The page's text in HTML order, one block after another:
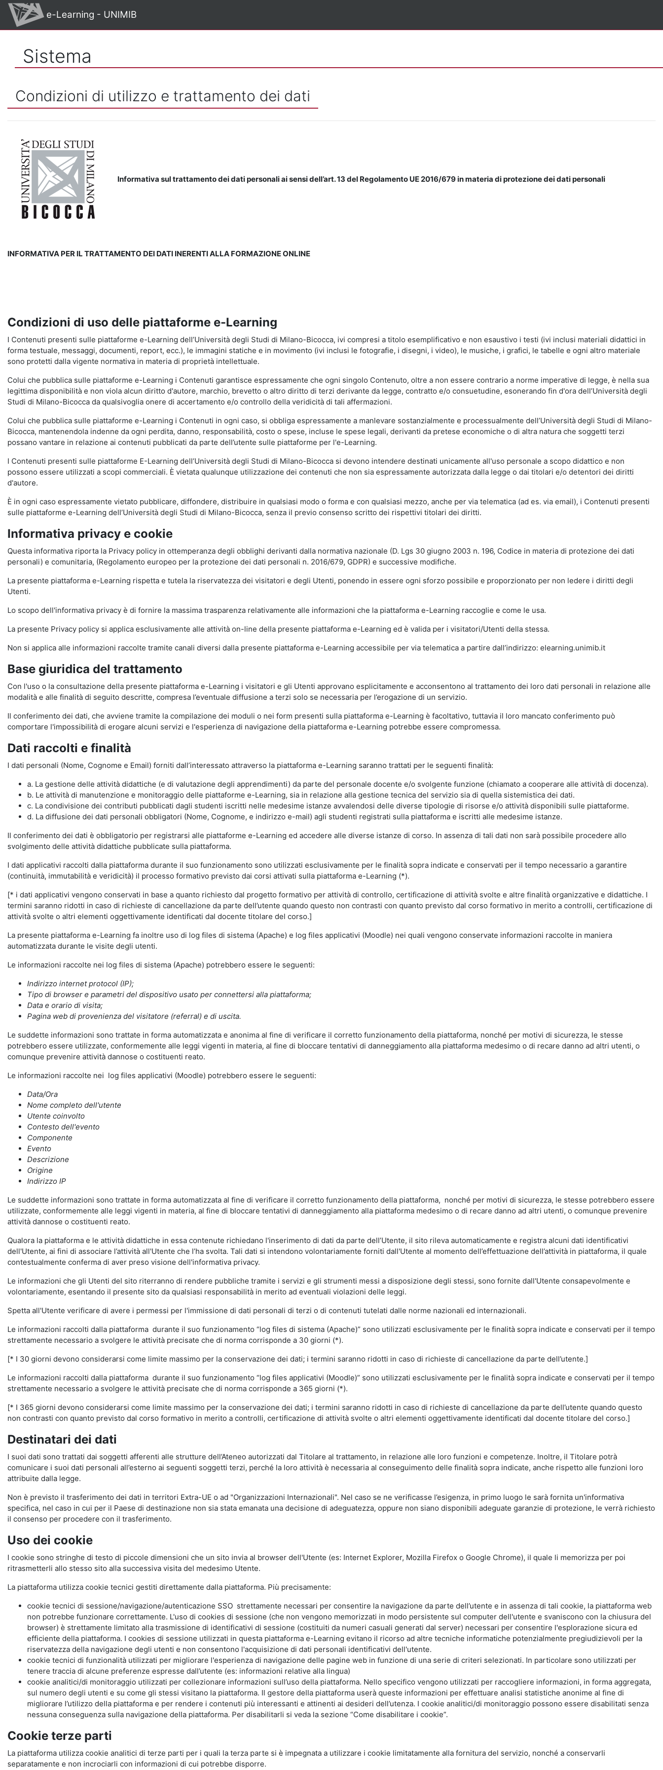
Vai al contenuto principale
e-Learning - UNIMIB
Sistema
Condizioni di utilizzo e trattamento dei dati
Informativa sul trattamento dei dati personali ai sensi dell’art. 13 del Regolamento UE 2016/679 in materia di protezione dei dati personali
INFORMATIVA PER IL TRATTAMENTO DEI DATI INERENTI ALLA FORMAZIONE ONLINE
Condizioni di uso delle piattaforme e-Learning
I Contenuti presenti sulle piattaforme e-Learning dell’Università degli Studi di Milano-Bicocca, ivi compresi a titolo esemplificativo e non esaustivo i testi (ivi inclusi materiali didattici in
forma testuale, messaggi, documenti, report, ecc.), le immagini statiche e in movimento (ivi inclusi le fotografie, i disegni, i video), le musiche, i grafici, le tabelle e ogni altro materiale
sono protetti dalla vigente normativa in materia di proprietà intellettuale.
Colui che pubblica sulle piattaforme e-Learning i Contenuti garantisce espressamente che ogni singolo Contenuto, oltre a non essere contrario a norme imperative di legge, è nella sua
legittima disponibilità e non viola alcun diritto d'autore, marchio, brevetto o altro diritto di terzi derivante da legge, contratto e/o consuetudine, esonerando fin d'ora dell’Università degli
Studi di Milano-Bicocca da qualsivoglia onere di accertamento e/o controllo della veridicità di tali affermazioni.
Colui che pubblica sulle piattaforme e-Learning i Contenuti in ogni caso, si obbliga espressamente a manlevare sostanzialmente e processualmente dell’Università degli Studi di Milano-
Bicocca, mantenendola indenne da ogni perdita, danno, responsabilità, costo o spese, incluse le spese legali, derivanti da pretese economiche o di altra natura che soggetti terzi
possano vantare in relazione ai contenuti pubblicati da parte dell’utente sulle piattaforme per l'e-Learning.
I Contenuti presenti sulle piattaforme E-Learning dell’Università degli Studi di Milano-Bicocca si devono intendere destinati unicamente all'uso personale a scopo didattico e non
possono essere utilizzati a scopi commerciali. È vietata qualunque utilizzazione dei contenuti che non sia espressamente autorizzata dalla legge o dai titolari e/o detentori dei diritti
d'autore.
È in ogni caso espressamente vietato pubblicare, diffondere, distribuire in qualsiasi modo o forma e con qualsiasi mezzo, anche per via telematica (ad es. via email), i Contenuti presenti
sulle piattaforme e-Learning dell’Università degli Studi di Milano-Bicocca, senza il previo consenso scritto dei rispettivi titolari dei diritti.
Informativa privacy e cookie
Questa informativa riporta la Privacy policy in ottemperanza degli obblighi derivanti dalla normativa nazionale (D. Lgs 30 giugno 2003 n. 196, Codice in materia di protezione dei dati
personali) e comunitaria, (Regolamento europeo per la protezione dei dati personali n. 2016/679, GDPR) e successive modifiche.
La presente piattaforma e-Learning rispetta e tutela la riservatezza dei visitatori e degli Utenti, ponendo in essere ogni sforzo possibile e proporzionato per non ledere i diritti degli
Utenti.
Lo scopo dell'informativa privacy è di fornire la massima trasparenza relativamente alle informazioni che la piattaforma e-Learning raccoglie e come le usa.
La presente Privacy policy si applica esclusivamente alle attività on-line della presente piattaforma e-Learning ed è valida per i visitatori/Utenti della stessa.
Non si applica alle informazioni raccolte tramite canali diversi dalla presente piattaforma e-Learning accessibile per via telematica a partire dall’indirizzo: elearning.unimib.it
Base giuridica del trattamento
Con l'uso o la consultazione della presente piattaforma e-Learning i visitatori e gli Utenti approvano esplicitamente e acconsentono al trattamento dei loro dati personali in relazione alle
modalità e alle finalità di seguito descritte, compresa l’eventuale diffusione a terzi solo se necessaria per l’erogazione di un servizio.
Il conferimento dei dati, che avviene tramite la compilazione dei moduli o nei form presenti sulla piattaforma e-Learning è facoltativo, tuttavia il loro mancato conferimento può
comportare l'impossibilità di erogare alcuni servizi e l'esperienza di navigazione della piattaforma e-Learning potrebbe essere compromessa.
Dati raccolti e finalità
I dati personali (Nome, Cognome e Email) forniti dall’interessato attraverso la piattaforma e-Learning saranno trattati per le seguenti finalità:
a. La gestione delle attività didattiche (e di valutazione degli apprendimenti) da parte del personale docente e/o svolgente funzione (chiamato a cooperare alle attività di docenza).
b. Le attività di manutenzione e monitoraggio delle piattaforme e-Learning, sia in relazione alla gestione tecnica del servizio sia di quella sistemistica dei dati.
c. La condivisione dei contributi pubblicati dagli studenti iscritti nelle medesime istanze avvalendosi delle diverse tipologie di risorse e/o attività disponibili sulle piattaforme.
d. La diffusione dei dati personali obbligatori (Nome, Cognome, e indirizzo e-mail) agli studenti registrati sulla piattaforma e iscritti alle medesime istanze.
Il conferimento dei dati è obbligatorio per registrarsi alle piattaforme e-Learning ed accedere alle diverse istanze di corso. In assenza di tali dati non sarà possibile procedere allo
svolgimento delle attività didattiche pubblicate sulla piattaforma.
I dati applicativi raccolti dalla piattaforma durante il suo funzionamento sono utilizzati esclusivamente per le finalità sopra indicate e conservati per il tempo necessario a garantire
(continuità, immutabilità e veridicità) il processo formativo previsto dai corsi attivati sulla piattaforma e-Learning (*).
[* i dati applicativi vengono conservati in base a quanto richiesto dal progetto formativo per attività di controllo, certificazione di attività svolte e altre finalità organizzative e didattiche. I
termini saranno ridotti in caso di richieste di cancellazione da parte dell’utente quando questo non contrasti con quanto previsto dal corso formativo in merito a controlli, certificazione di
attività svolte o altri elementi oggettivamente identificati dal docente titolare del corso.]
La presente piattaforma e-Learning fa inoltre uso di log files di sistema (Apache) e log files applicativi (Moodle) nei quali vengono conservate informazioni raccolte in maniera
automatizzata durante le visite degli utenti.
Le informazioni raccolte nei log files di sistema (Apache) potrebbero essere le seguenti:
Indirizzo internet protocol (IP);
Tipo di browser e parametri del dispositivo usato per connettersi alla piattaforma;
Data e orario di visita;
Pagina web di provenienza del visitatore (referral) e di uscita.
Le suddette informazioni sono trattate in forma automatizzata e anonima al fine di verificare il corretto funzionamento della piattaforma, nonché per motivi di sicurezza, le stesse
potrebbero essere utilizzate, conformemente alle leggi vigenti in materia, al fine di bloccare tentativi di danneggiamento alla piattaforma medesimo o di recare danno ad altri utenti, o
comunque prevenire attività dannose o costituenti reato.
Le informazioni raccolte nei log files applicativi (Moodle) potrebbero essere le seguenti:
Data/Ora
Nome completo dell'utente
Utente coinvolto
Contesto dell'evento
Componente
Evento
Descrizione
Origine
Indirizzo IP
Le suddette informazioni sono trattate in forma automatizzata al fine di verificare il corretto funzionamento della piattaforma, nonché per motivi di sicurezza, le stesse potrebbero essere
utilizzate, conformemente alle leggi vigenti in materia, al fine di bloccare tentativi di danneggiamento alla piattaforma medesimo o di recare danno ad altri utenti, o comunque prevenire
attività dannose o costituenti reato.
Qualora la piattaforma e le attività didattiche in essa contenute richiedano l'inserimento di dati da parte dell’Utente, il sito rileva automaticamente e registra alcuni dati identificativi
dell'Utente, ai fini di associare l’attività all'Utente che l’ha svolta. Tali dati si intendono volontariamente forniti dall'Utente al momento dell’effettuazione dell’attività in piattaforma, il quale
contestualmente conferma di aver preso visione dell'informativa privacy.
Le informazioni che gli Utenti del sito riterranno di rendere pubbliche tramite i servizi e gli strumenti messi a disposizione degli stessi, sono fornite dall'Utente consapevolmente e
volontariamente, esentando il presente sito da qualsiasi responsabilità in merito ad eventuali violazioni delle leggi.
Spetta all'Utente verificare di avere i permessi per l'immissione di dati personali di terzi o di contenuti tutelati dalle norme nazionali ed internazionali.
Le informazioni raccolti dalla piattaforma durante il suo funzionamento “log files di sistema (Apache)” sono utilizzati esclusivamente per le finalità sopra indicate e conservati per il tempo
strettamente necessario a svolgere le attività precisate che di norma corrisponde a 30 giorni (*).
[* I 30 giorni devono considerarsi come limite massimo per la conservazione dei dati; i termini saranno ridotti in caso di richieste di cancellazione da parte dell’utente.]
Le informazioni raccolti dalla piattaforma durante il suo funzionamento “log files applicativi (Moodle)” sono utilizzati esclusivamente per le finalità sopra indicate e conservati per il tempo
strettamente necessario a svolgere le attività precisate che di norma corrisponde a 365 giorni (*).
[* I 365 giorni devono considerarsi come limite massimo per la conservazione dei dati; i termini saranno ridotti in caso di richieste di cancellazione da parte dell’utente quando questo
non contrasti con quanto previsto dal corso formativo in merito a controlli, certificazione di attività svolte o altri elementi oggettivamente identificati dal docente titolare del corso.]
Destinatari dei dati
I suoi dati sono trattati dai soggetti afferenti alle strutture dell’Ateneo autorizzati dal Titolare al trattamento, in relazione alle loro funzioni e competenze. Inoltre, il Titolare potrà
comunicare i suoi dati personali all’esterno ai seguenti soggetti terzi, perché la loro attività è necessaria al conseguimento delle finalità sopra indicate, anche rispetto alle funzioni loro
attribuite dalla legge.
Non è previsto il trasferimento dei dati in territori Extra-UE o ad "Organizzazioni Internazionali". Nel caso se ne verificasse l’esigenza, in primo luogo le sarà fornita un'informativa
specifica, nel caso in cui per il Paese di destinazione non sia stata emanata una decisione di adeguatezza, oppure non siano disponibili adeguate garanzie di protezione, le verrà richiesto
il consenso per procedere con il trasferimento.
Uso dei cookie
I cookie sono stringhe di testo di piccole dimensioni che un sito invia al browser dell'Utente (es: Internet Explorer, Mozilla Firefox o Google Chrome), il quale li memorizza per poi
ritrasmetterli allo stesso sito alla successiva visita del medesimo Utente.
La piattaforma utilizza cookie tecnici gestiti direttamente dalla piattaforma. Più precisamente:
cookie tecnici di sessione/navigazione/autenticazione SSO strettamente necessari per consentire la navigazione da parte dell’utente e in assenza di tali cookie, la piattaforma web
non potrebbe funzionare correttamente. L'uso di cookies di sessione (che non vengono memorizzati in modo persistente sul computer dell'utente e svaniscono con la chiusura del
browser) è strettamente limitato alla trasmissione di identificativi di sessione (costituiti da numeri casuali generati dal server) necessari per consentire l'esplorazione sicura ed
efficiente della piattaforma. I cookies di sessione utilizzati in questa piattaforma e-Learning evitano il ricorso ad altre tecniche informatiche potenzialmente pregiudizievoli per la
riservatezza della navigazione degli utenti e non consentono l'acquisizione di dati personali identificativi dell'utente.
cookie tecnici di funzionalità utilizzati per migliorare l'esperienza di navigazione delle pagine web in funzione di una serie di criteri selezionati. In particolare sono utilizzati per
tenere traccia di alcune preferenze espresse dall’utente (es: informazioni relative alla lingua)
cookie analitici/di monitoraggio utilizzati per collezionare informazioni sull’uso della piattaforma. Nello specifico vengono utilizzati per raccogliere informazioni, in forma aggregata,
sul numero degli utenti e su come gli stessi visitano la piattaforma. Il gestore della piattaforma userà queste informazioni per effettuare analisi statistiche anonime al fine di
migliorare l’utilizzo della piattaforma e per rendere i contenuti più interessanti e attinenti ai desideri dell’utenza. I cookie analitici/di monitoraggio possono essere disabilitati senza
nessuna conseguenza sulla navigazione della piattaforma. Per disabilitarli si veda la sezione “Come disabilitare i cookie”.
Cookie terze parti
La piattaforma utilizza cookie analitici di terze parti per i quali la terza parte si è impegnata a utilizzare i cookie limitatamente alla fornitura del servizio, nonché a conservarli
separatamente e non incrociarli con informazioni di cui potrebbe disporre.